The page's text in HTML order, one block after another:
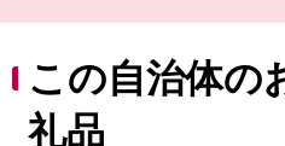
品“唐津焼”、日本三大朝市”
史・文化に溢れています。
この自治体の
礼品